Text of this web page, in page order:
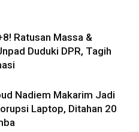
Ratusan Massa &
Duduki DPR, Tagih
Nadiem Makarim Jadi
Laptop, Ditahan 20